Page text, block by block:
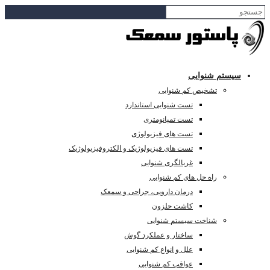
سیستم شنوایی
تشخیص کم شنوایی
تست شنوایی استاندارد
تست تمپانومتری
تست های فیزیولوژی
تست های فیزیولوژیک و الکتروفیزیولوژیک
غربالگری شنوایی
راه حل های کم شنوایی
درمان دارویی، جراحی و سمعک
کاشت حلزون
شناخت سیستم شنوایی
ساختار و عملکرد گوش
علل و انواع کم شنوایی
عواقب کم شنوایی